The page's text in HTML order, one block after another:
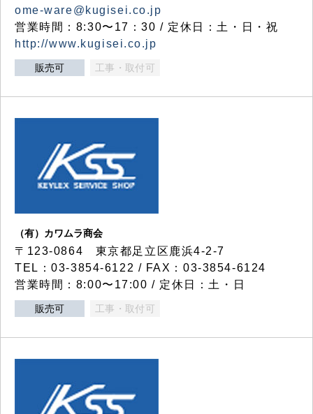
ome-ware@kugisei.co.jp
営業時間：8:30〜17：30 / 定休日：土・日・祝
http://www.kugisei.co.jp
販売可 工事・取付可
（有）カワムラ商会
〒123-0864 東京都足立区鹿浜4-2-7
TEL：03-3854-6122 / FAX：03-3854-6124
営業時間：8:00〜17:00 / 定休日：土・日
販売可 工事・取付可